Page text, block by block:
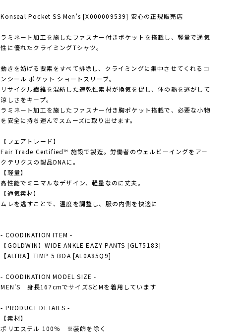
Konseal Pocket SS Men's [X000009539] 安心の正規販売店
ラミネート加工を施したファスナー付きポケットを搭載し、軽量で通気
性に優れたクライミングTシャツ。
動きを妨げる要素をすべて排除し、クライミングに集中させてくれるコ
ンシール ポケット ショートスリーブ。
リサイクル繊維を混紡した速乾性素材が換気を促し、体の熱を逃がして
涼しさをキープ。
ラミネート加工を施したファスナー付き胸ポケット搭載で、必要な小物
を安全に持ち運んでスムーズに取り出せます。
【フェアトレード】
Fair Trade Certified™ 施設で製造。労働者のウェルビーイングをアー
クテリクスの製品DNAに。
【軽量】
高性能でミニマルなデザイン、軽量なのに丈夫。
【通気素材】
ムレを逃すことで、温度を調整し、服の内側を快適に
- COODINATION ITEM -
【GOLDWIN】WIDE ANKLE EAZY PANTS [GL75183]
【ALTRA】TIMP 5 BOA [AL0A85Q9]
- COODINATION MODEL SIZE -
MEN'S 身長167cmでサイズSとMを着用しています
- PRODUCT DETAILS -
【素材】
ポリエステル 100% ※装飾を除く